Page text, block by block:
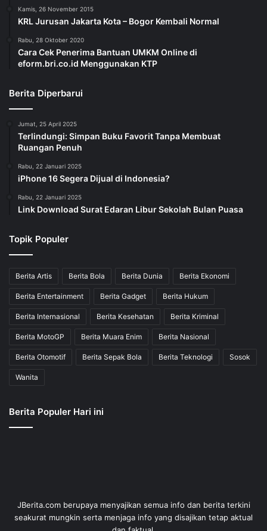
Kamis, 26 November 2015
KRL Jurusan Jakarta Kota – Bogor Kembali Normal
Rabu, 28 Oktober 2020
Cara Cek Penerima Bantuan UMKM Online di
eform.bri.co.id Menggunakan KTP
Berita Diperbarui
Jumat, 25 April 2025
Terlindungi: Simpan Buku Favorit Tanpa Membuat
Ruangan Penuh
Rabu, 22 Januari 2025
iPhone 16 Segera Dijual di Indonesia?
Rabu, 22 Januari 2025
Link Download Surat Edaran Libur Sekolah Bulan Puasa
Topik Populer
Berita Artis Berita Bola Berita Dunia Berita Ekonomi
Berita Entertainment Berita Gadget Berita Hukum
Berita Internasional Berita Kesehatan Berita Kriminal
Berita MotoGP Berita Muara Enim Berita Nasional
Berita Otomotif Berita Sepak Bola Berita Teknologi Sosok
Wanita
Berita Populer Hari ini
JBerita.com berupaya menyajikan semua info dan berita terkini
seakurat mungkin serta menjaga info yang disajikan tetap aktual